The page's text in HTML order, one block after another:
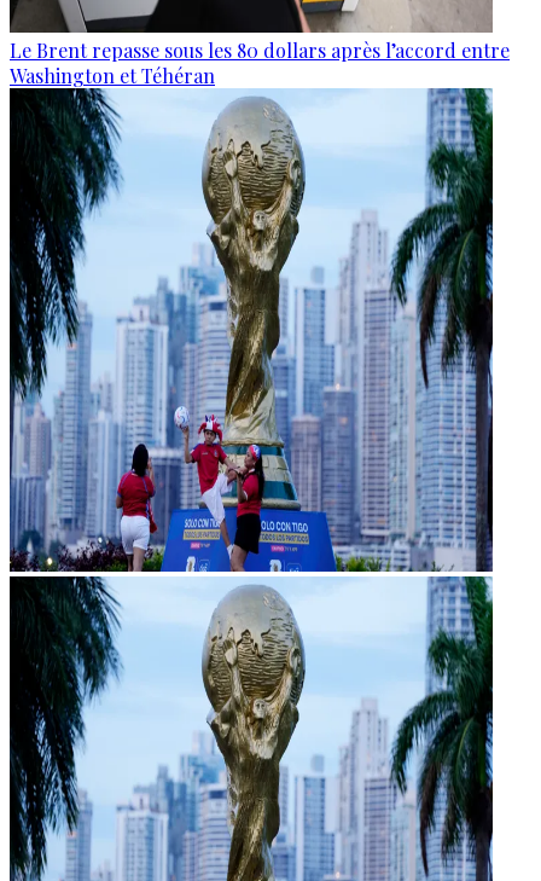
Le Brent repasse sous les 80 dollars après l’accord entre
Washington et Téhéran